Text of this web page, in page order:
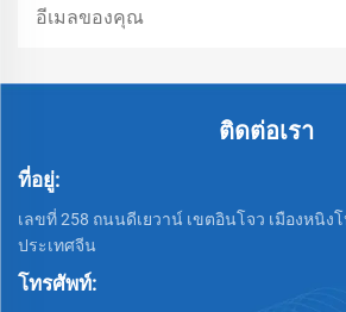
ติดต่อเรา
ที่อยู่:
เลขที่ 258 ถนนดีเยวาน์ เขตอินโจว เมืองหนิงโ
ประเทศจีน
โทรศัพท์: